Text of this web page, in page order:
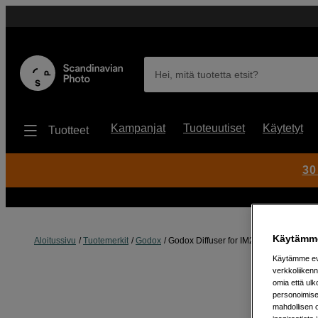
Hei, mitä tuotetta etsit?
Tuotteet Kampanjat Tuoteuutiset Käytetyt
Aloitussivu Tuotemerkit Godox Godox Diffuser for IM20/22/IT20 Flash
Käytämme
omia että
mahdollisen